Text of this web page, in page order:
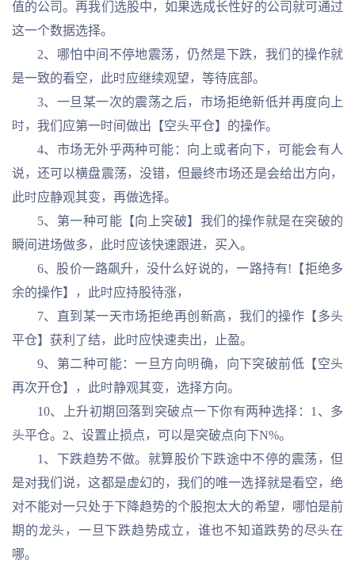
值的公司。再我们选股中，如果选成长性好的公司就可通过
这一个数据选择。
2、哪怕中间不停地震荡，仍然是下跌，我们的操作就
是一致的看空，此时应继续观望，等待底部。
3、一旦某一次的震荡之后，市场拒绝新低并再度向上
时，我们应第一时间做出【空头平仓】的操作。
4、市场无外乎两种可能：向上或者向下，可能会有人
说，还可以横盘震荡，没错，但最终市场还是会给出方向，
此时应静观其变，再做选择。
5、第一种可能【向上突破】我们的操作就是在突破的
瞬间进场做多，此时应该快速跟进，买入。
6、股价一路飙升，没什么好说的，一路持有!【拒绝多
余的操作】，此时应持股待涨，
7、直到某一天市场拒绝再创新高，我们的操作【多头
平仓】获利了结，此时应快速卖出，止盈。
9、第二种可能：一旦方向明确，向下突破前低【空头
再次开仓】，此时静观其变，选择方向。
10、上升初期回落到突破点一下你有两种选择：1、多
头平仓。2、设置止损点，可以是突破点向下N%。
1、下跌趋势不做。就算股价下跌途中不停的震荡，但
是对我们说，这都是虚幻的，我们的唯一选择就是看空，绝
对不能对一只处于下降趋势的个股抱太大的希望，哪怕是前
期的龙头，一旦下跌趋势成立，谁也不知道跌势的尽头在
哪。